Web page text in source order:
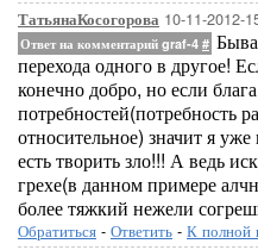
ТатьянаКосогорова 10-11-2012-
Ответ на комментарий graf-4 #
перехода одного в другое!
конечно добро, но если
потребностей(потребность
относительное) значит я
есть творить зло!!! А ведь
грехе(в данном примере
более тяжкий нежели
Обратиться - Ответить - К полной